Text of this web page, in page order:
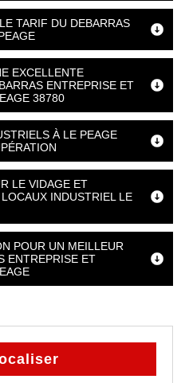
TARIF DU DEBARRAS
EXCELLENTE
ENTREPRISE ET
38780
À LE PEAGE
LE VIDAGE ET
INDUSTRIEL LE
POUR UN MEILLEUR
ENTREPRISE ET